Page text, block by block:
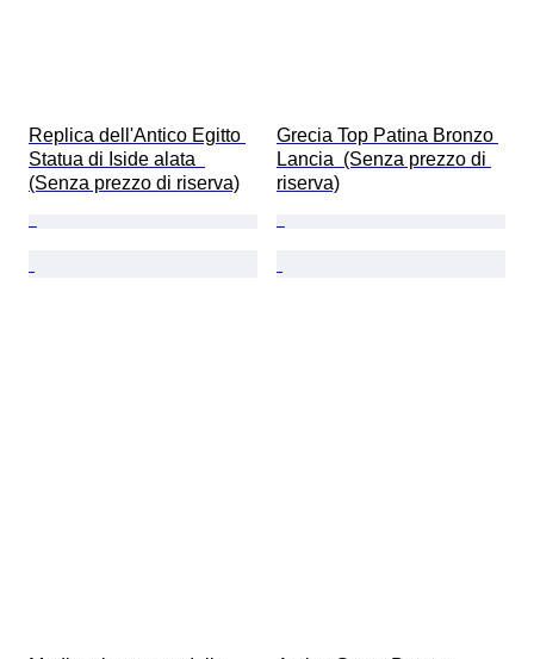
Replica dell'Antico Egitto
Statua di Iside alata
(Senza prezzo di riserva)
Grecia Top Patina Bronzo
Lancia  (Senza prezzo di
riserva)